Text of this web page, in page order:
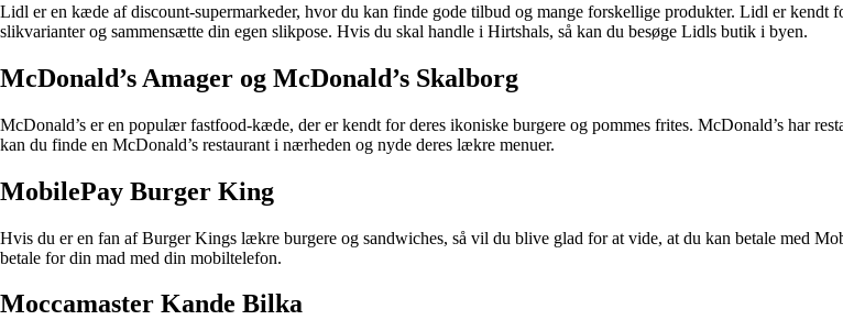
Lidl er en kæde af discount-supermarkeder, hvor du kan finde gode tilbud og mange forskellige produkter. Lidl er
slikvarianter og sammensætte din egen slikpose. Hvis du skal handle i Hirtshals, så kan du besøge Lidls butik i byen.
McDonald’s Amager og McDonald’s Skalborg
McDonald’s er en populær fastfood-kæde, der er kendt for deres ikoniske burgere og pommes frites. McDonald’s har
kan du finde en McDonald’s restaurant i nærheden og nyde deres lækre menuer.
MobilePay Burger King
Hvis du er en fan af Burger Kings lækre burgere og sandwiches, så vil du blive glad for at vide, at du kan betale med
betale for din mad med din mobiltelefon.
Moccamaster Kande Bilka